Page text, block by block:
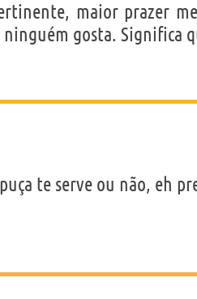
maior prazer
gosta. Significa
te serve ou não, eh